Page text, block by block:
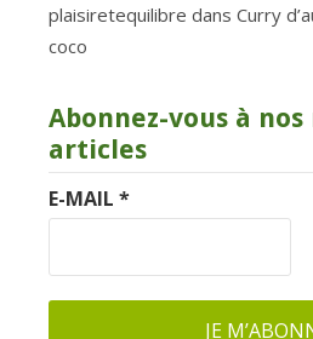
plaisiretequilibre dans Curry
coco
Abonnez-vous à
articles
E-MAIL *